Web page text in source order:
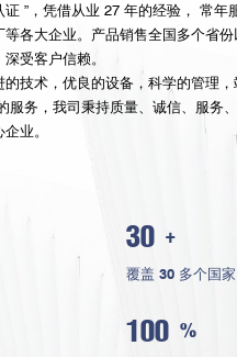
证 ”，凭借从业 27 年的经验， 常年
等各大企业。产品销售全国多个省
受客户信赖。
技术，优良的设备，科学的管理
服务，我司秉持质量、诚信、服务
业。
30 +
覆盖 30 多个国家
100 %